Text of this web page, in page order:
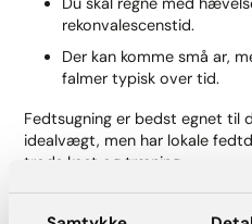
rekonvalescenstid.
Der kan komme små ar,
falmer typisk over tid.
Fedtsugning er bedst egnet til
idealvægt, men har lokale
trods kost og træning.